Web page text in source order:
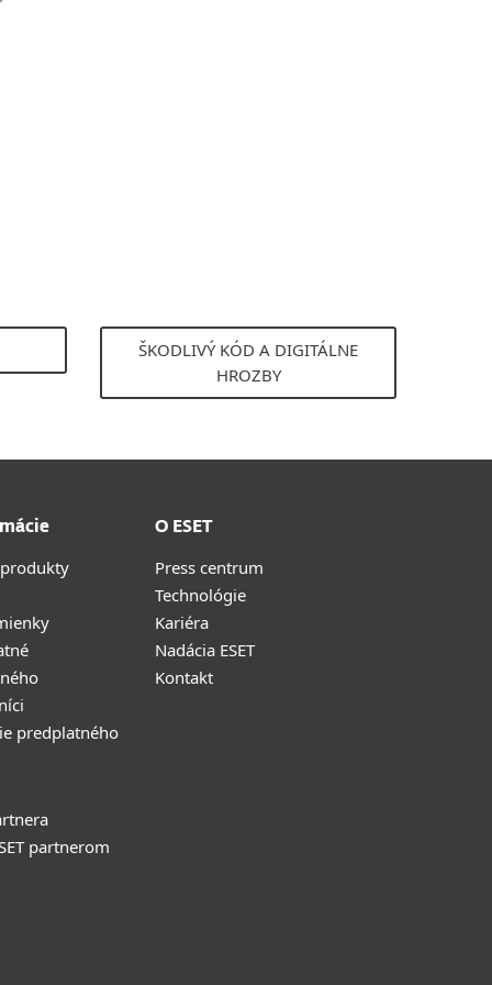
ŠKODLIVÝ KÓD A DIGITÁLNE
HROZBY
predplatného
partnerom
O ESET
Press centrum
Technológie
Kariéra
Nadácia ESET
Kontakt